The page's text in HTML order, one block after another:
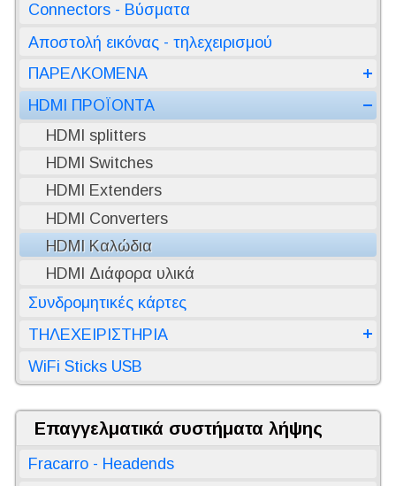
Connectors - Βύσματα
Αποστολή εικόνας - τηλεχειρισμού
ΠΑΡΕΛΚΟΜΕΝΑ
HDMI ΠΡΟΪΟΝΤΑ
HDMI splitters
HDMI Switches
HDMI Extenders
HDMI Converters
HDMI Καλώδια
HDMI Διάφορα υλικά
Συνδρομητικές κάρτες
ΤΗΛΕΧΕΙΡΙΣΤΗΡΙΑ
WiFi Sticks USB
Επαγγελματικά συστήματα λήψης
Fracarro - Headends